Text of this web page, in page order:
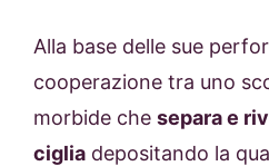
Alla base delle sue
cooperazione tra uno
morbide che separa e
ciglia depositando la